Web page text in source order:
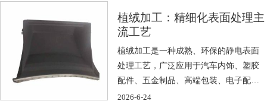
植绒加工：精细化表面处理主
流工艺
植绒加工是一种成熟、环保的静电表面
处理工艺，广泛应用于汽车内饰、塑胶
配件、五金制品、高端包装、电子配件
等众多行 […]
2026-6-24